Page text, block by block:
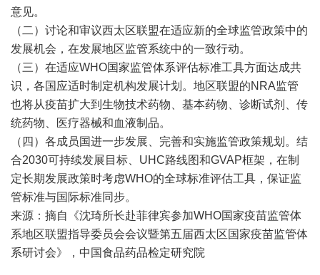
意见。
（二）讨论和审议西太区联盟在适应新的全球监管政策中的
发展机会，在发展地区监管系统中的一致行动。
（三）在适应WHO国家监管体系评估标准工具方面达成共
识，各国应适时制定机构发展计划。地区联盟的NRA监管
也将从疫苗扩大到生物技术药物、基本药物、诊断试剂、传
统药物、医疗器械和血液制品。
（四）各成员国进一步发展、完善和实施监管政策规划。结
合2030可持续发展目标、UHC路线图和GVAP框架，在制
定长期发展政策时考虑WHO的全球标准评估工具，保证监
管标准与国际标准同步。
来源：摘自《沈琦所长赴菲律宾参加WHO国家疫苗监管体
系地区联盟指导委员会会议暨第五届西太区国家疫苗监管体
系研讨会》，中国食品药品检定研究院